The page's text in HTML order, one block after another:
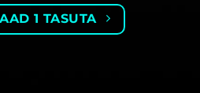
1 TASUTA